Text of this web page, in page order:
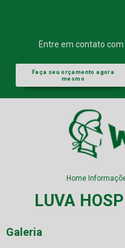
Entre em contato
Faça seu orçamento agora
mesmo
Home
LUVA
Galeria